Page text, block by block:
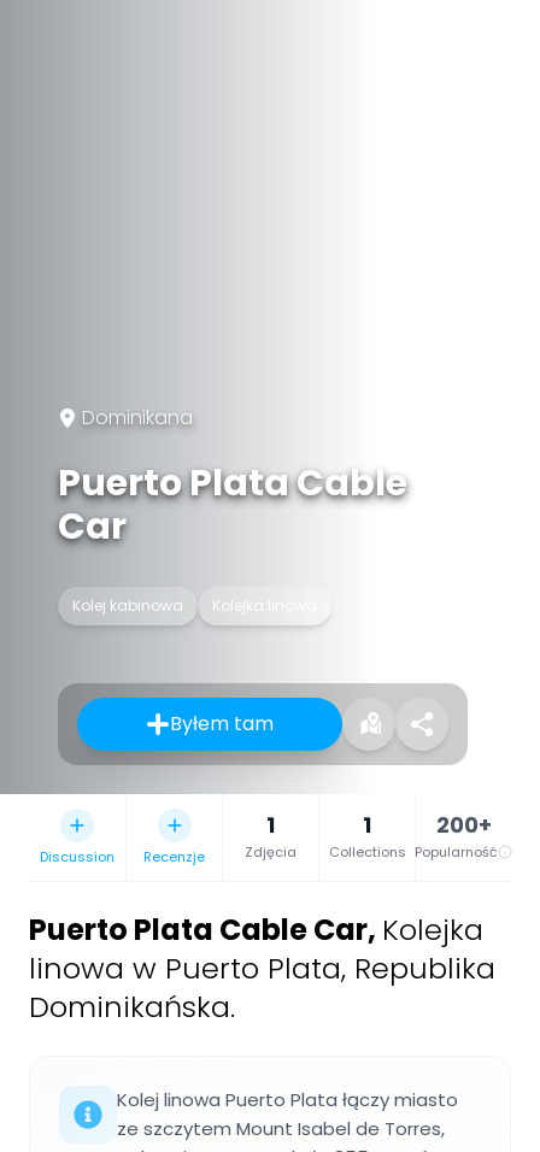
Dominikana
Puerto Plata Cable
Car
Kolej kabinowa Kolejka linowa
Byłem tam
Discussion Recenzje
1
Zdjęcia
1
Collections
200+
Popularność
Puerto Plata Cable Car, Kolejka
linowa w Puerto Plata, Republika
Dominikańska.
Kolej linowa Puerto Plata łączy miasto
ze szczytem Mount Isabel de Torres,